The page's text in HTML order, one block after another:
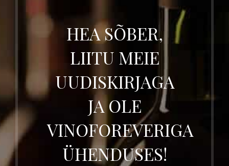
HEA SÕBER,
LIITU MEIE
UUDISKIRJAGA
JA OLE
VINOFOREVERIGA
ÜHENDUSES!